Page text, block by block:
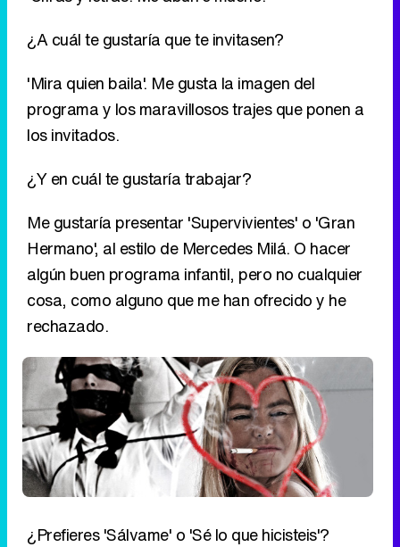
los invitados.
¿Y en cuál te gustaría trabajar?
Me gustaría presentar 'Supervivientes' o 'Gran
Hermano', al estilo de Mercedes Milá. O hacer
cosa, como alguno que me han ofrecido y he
¿Prefieres 'Sálvame' o 'Sé lo que hicisteis'?
Me quedo con 'Sálvame', aunque me gustan los
dos. Son programas desengrasantes que
soy más de películas.